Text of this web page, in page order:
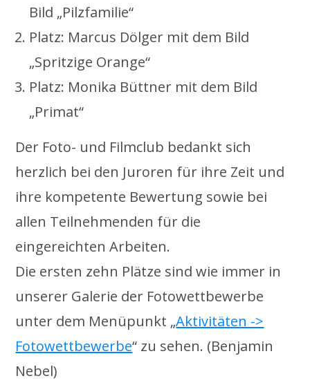
Bild „Pilzfamilie“
Platz: Marcus Dölger mit dem Bild
„Spritzige Orange“
Platz: Monika Büttner mit dem Bild
„Primat“
Der Foto- und Filmclub bedankt sich
herzlich bei den Juroren für ihre Zeit und
ihre kompetente Bewertung sowie bei
allen Teilnehmenden für die
eingereichten Arbeiten.
Die ersten zehn Plätze sind wie immer in
unserer Galerie der Fotowettbewerbe
unter dem Menüpunkt „Aktivitäten ->
Fotowettbewerbe“ zu sehen. (Benjamin
Nebel)